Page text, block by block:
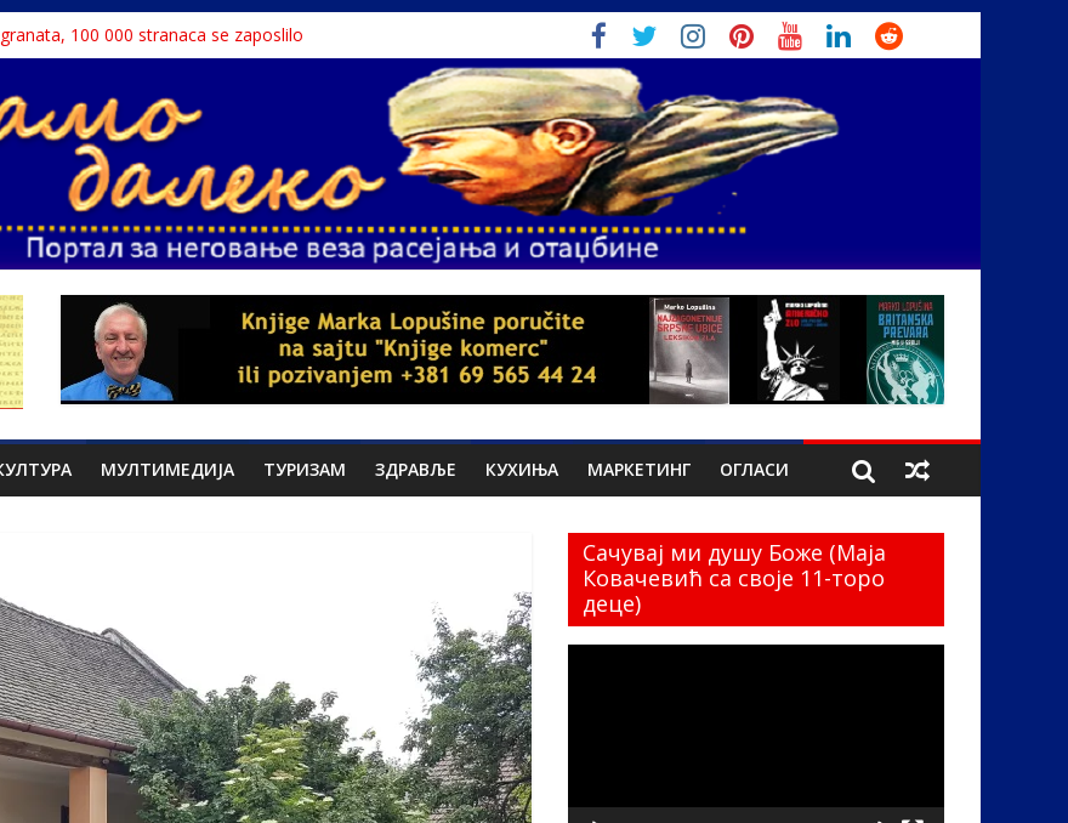
100 000 stranaca se zaposlilo
проглашен народним непријатељем
Tesli?
reka ga odnela u Rumuniju
srpskih medija
МУЛТИМЕДИЈА ТУРИЗАМ ЗДРАВЉЕ КУХИЊА МАРКЕТИНГ ОГЛАСИ
Сачувај ми душу Боже (Маја
Ковачевић са своје 11-торо
деце)